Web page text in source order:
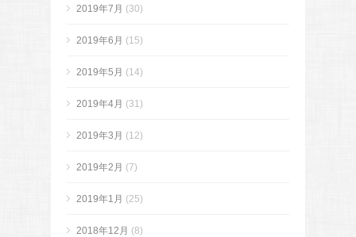
2019年7月 (30)
2019年6月 (15)
2019年5月 (14)
2019年4月 (31)
2019年3月 (12)
2019年2月 (7)
2019年1月 (25)
2018年12月 (8)